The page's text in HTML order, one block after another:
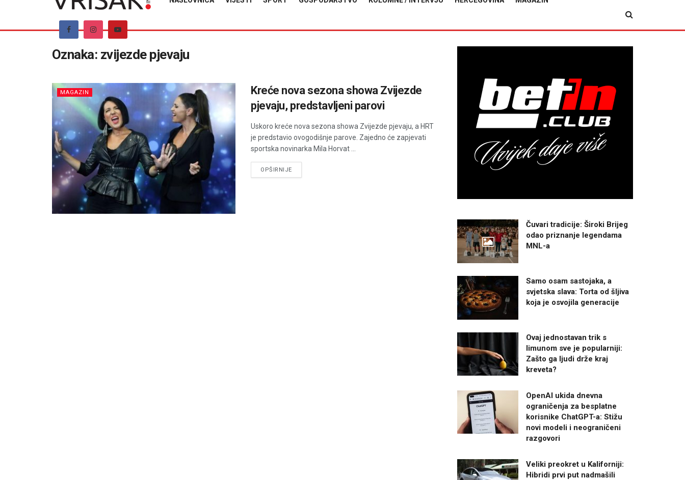
Oznaka: zvijezde pjevaju
MAGAZIN
Kreće nova sezona showa Zvijezde
pjevaju, predstavljeni parovi
Uskoro kreće nova sezona showa Zvijezde pjevaju, a HRT
je predstavio ovogodišnje parove. Zajedno će zapjevati
sportska novinarka Mila Horvat ...
OPŠIRNIJEDETAILS
Čuvari tradicije: Široki Brijeg
odao priznanje legendama
MNL-a
Samo osam sastojaka, a
svjetska slava: Torta od šljiva
koja je osvojila generacije
Ovaj jednostavan trik s
limunom sve je popularniji:
Zašto ga ljudi drže kraj
kreveta?
OpenAI ukida dnevna
ograničenja za besplatne
korisnike ChatGPT-a: Stižu
novi modeli i neograničeni
razgovori
Veliki preokret u Kaliforniji:
Hibridi prvi put nadmašili